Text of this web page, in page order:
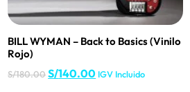
BILL WYMAN – Back to Basics (Vinilo
Rojo)
S/180.00S/140.00 IGV Incluido